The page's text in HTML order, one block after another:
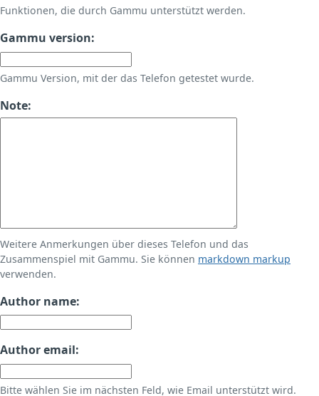
Funktionen, die durch Gammu unterstützt werden.
Gammu version:
Gammu Version, mit der das Telefon getestet wurde.
Note:
Weitere Anmerkungen über dieses Telefon und das
Zusammenspiel mit Gammu. Sie können markdown markup
verwenden.
Author name:
Author email:
Bitte wählen Sie im nächsten Feld, wie Email unterstützt wird.